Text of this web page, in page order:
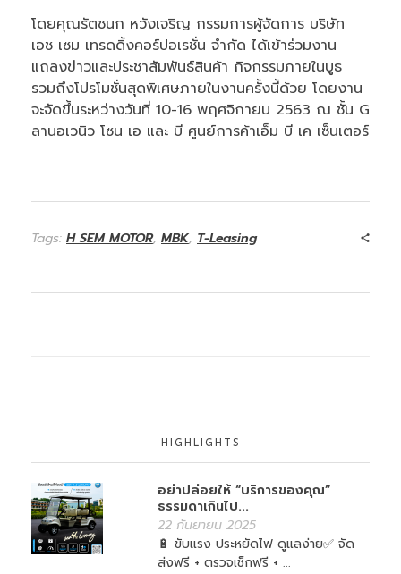
โดยคุณรัตชนก หวังเจริญ กรรมการผู้จัดการ บริษัท
เอช เซม เทรดดิ้งคอร์ปอเรชั่น จำกัด ได้เข้าร่วมงาน
แถลงข่าวและประชาสัมพันธ์สินค้า กิจกรรมภายในบูธ
รวมถึงโปรโมชั่นสุดพิเศษภายในงานครั้งนี้ด้วย โดยงาน
จะจัดขึ้นระหว่างวันที่ 10-16 พฤศจิกายน 2563 ณ ชั้น G
ลานอเวนิว โซน เอ และ บี ศูนย์การค้าเอ็ม บี เค เซ็นเตอร์
Tags: H SEM MOTOR, MBK, T-Leasing
HIGHLIGHTS
อย่าปล่อยให้ “บริการของคุณ”
ธรรมดาเกินไป...
22 กันยายน 2025
🔋 ขับแรง ประหยัดไฟ ดูแลง่าย✅ จัด
ส่งฟรี + ตรวจเช็กฟรี + ...